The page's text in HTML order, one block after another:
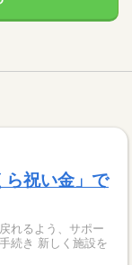
ら祝い金」で
れるよう、サポー